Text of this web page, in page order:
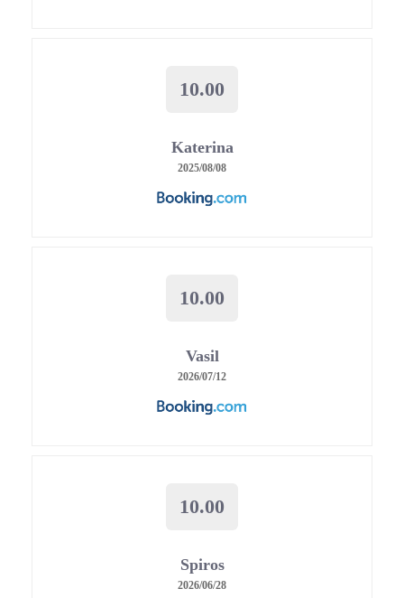
10.00
Katerina
2025/08/08
10.00
Vasil
2026/07/12
10.00
Spiros
2026/06/28